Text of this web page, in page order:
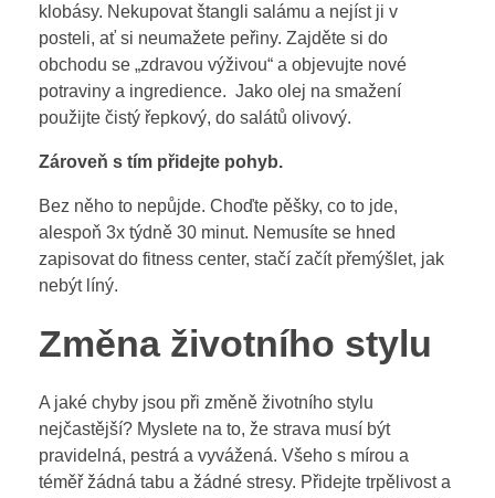
klobásy. Nekupovat štangli salámu a nejíst ji v
posteli, ať si neumažete peřiny. Zajděte si do
obchodu se „zdravou výživou“ a objevujte nové
potraviny a ingredience. Jako olej na smažení
použijte čistý řepkový, do salátů olivový.
Zároveň s tím přidejte pohyb.
Bez něho to nepůjde. Choďte pěšky, co to jde,
alespoň 3x týdně 30 minut. Nemusíte se hned
zapisovat do fitness center, stačí začít přemýšlet, jak
nebýt líný.
Změna životního stylu
A jaké chyby jsou při změně životního stylu
nejčastější? Myslete na to, že strava musí být
pravidelná, pestrá a vyvážená. Všeho s mírou a
téměř žádná tabu a žádné stresy. Přidejte trpělivost a